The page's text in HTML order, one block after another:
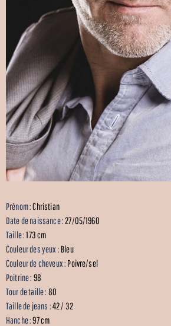
Prénom :Christian
Date de naissance :27/05/1960
Taille :173 cm
Couleur des yeux : Bleu
Couleur de cheveux : Poivre/sel
Poitrine : 98
Tour de taille : 80
Taille de jeans :42 / 32
Hanche :97 cm